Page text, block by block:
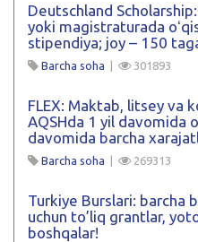
Deutschland
yoki magistraturada
stipendiya; joy – 150
Barcha soha | 301893
FLEX: Maktab, litsey va
AQSHda 1 yil davomida
davomida barcha
Barcha soha | 269313
Turkiye Burslari: barcha
uchun to’liq grantlar,
boshqalar!